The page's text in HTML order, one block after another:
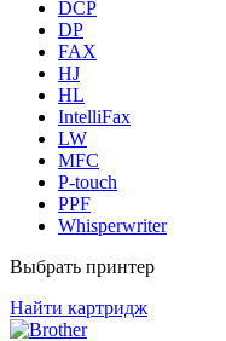
DCP
DP
FAX
HJ
HL
IntelliFax
LW
MFC
P-touch
PPF
Whisperwriter
Выбрать принтер
Найти картридж